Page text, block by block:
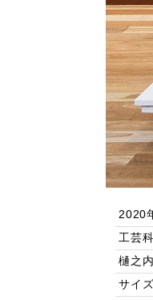
2020
工芸
樋之
サイ